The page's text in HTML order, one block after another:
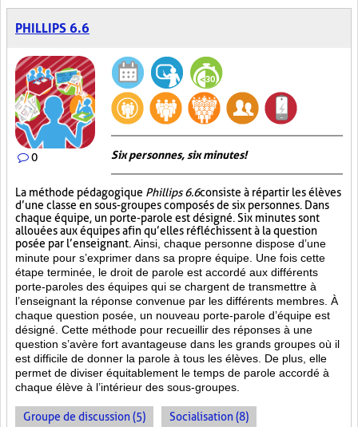
PHILLIPS 6.6
0 Six personnes, six minutes!
La méthode pédagogique Phillips 6.6consiste à répartir les élèves
d’une classe en sous-groupes composés de six personnes. Dans
chaque équipe, un porte-parole est désigné. Six minutes sont
allouées aux équipes afin qu’elles réfléchissent à la question
posée par l’enseignant. Ainsi, chaque personne dispose d’une
minute pour s’exprimer dans sa propre équipe. Une fois cette
étape terminée, le droit de parole est accordé aux différents
porte-paroles des équipes qui se chargent de transmettre à
l’enseignant la réponse convenue par les différents membres. À
chaque question posée, un nouveau porte-parole d’équipe est
désigné. Cette méthode pour recueillir des réponses à une
question s’avère fort avantageuse dans les grands groupes où il
est difficile de donner la parole à tous les élèves. De plus, elle
permet de diviser équitablement le temps de parole accordé à
chaque élève à l’intérieur des sous-groupes.
Groupe de discussion (5) Socialisation (8)